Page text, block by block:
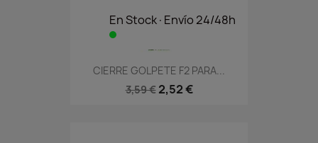
En Stock·Envío 24/48h
CIERRE GOLPETE F2 PARA...
3,59 € 2,52 €